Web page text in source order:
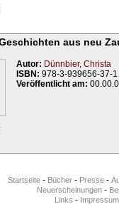
aus neu
Autor: Dünnbier, Christa
ISBN: 978-3-939656-37-1
Veröffentlicht am:
Startseite - Bücher - Presse -
Neuerscheinungen-
Links - Impressum